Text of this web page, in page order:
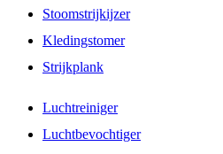
Stoomstrijkijzer
Kledingstomer
Strijkplank
Luchtreiniger
Luchtbevochtiger